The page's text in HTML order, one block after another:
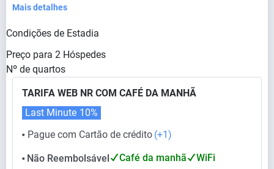
Mais detalhes
Condições de Estadia
Preço para 2 Hóspedes
Nº de quartos
TARIFA WEB NR COM CAFÉ DA MANHÃ
⬤ Pague com Cartão de crédito (+1)
Last Minute 10%
⬤ Não Reembolsável Café da manhã WiFi